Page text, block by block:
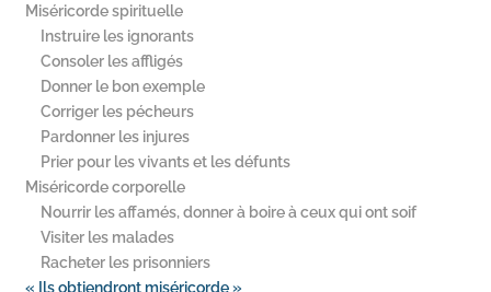
Miséricorde spirituelle
Instruire les ignorants
Consoler les affligés
Donner le bon exemple
Corriger les pécheurs
Pardonner les injures
Prier pour les vivants et les défunts
Miséricorde corporelle
Nourrir les affamés, donner à boire à ceux qui ont soif
Visiter les malades
Racheter les prisonniers
« Ils obtiendront miséricorde »